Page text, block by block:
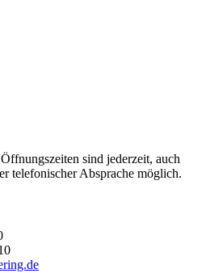
sind jederzeit, auch
telefonischer Absprache möglich.